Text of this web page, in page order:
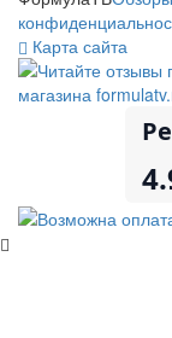
Карта сайта